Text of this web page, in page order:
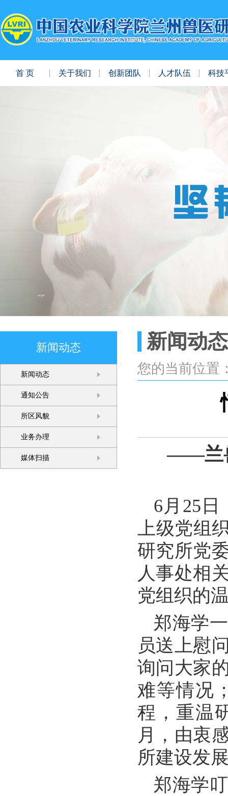
首 页 关于我们 创新团队 人才队伍 科技
新闻动态
新闻动态
通知公告
所区风貌
业务办理
媒体扫描
新闻动态
您的当前位置
——兰
6月25
上级党组
研究所党
人事处相
党组织的
郑海学
员送上慰
询问大家
难等情况
程，重温
月，由衷
所建设发
郑海学